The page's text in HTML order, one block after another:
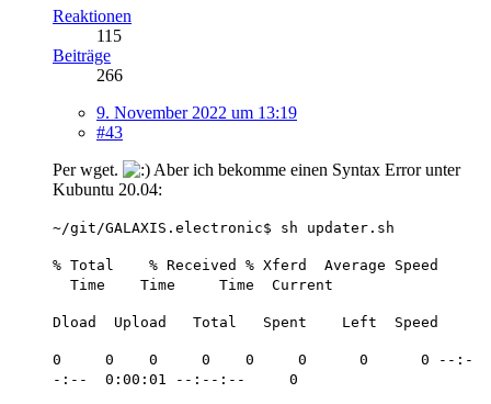
Reaktionen
115
Beiträge
266
9. November 2022 um 13:19
#43
Per wget.
Aber ich bekomme einen Syntax Error unter
Kubuntu 20.04:
~/git/GALAXIS.electronic$ sh updater.sh
% Total % Received % Xferd Average Speed
Time Time Time Current
Dload Upload Total Spent Left Speed
0 0 0 0 0 0 0 0 --:-
-:-- 0:00:01 --:--:-- 0